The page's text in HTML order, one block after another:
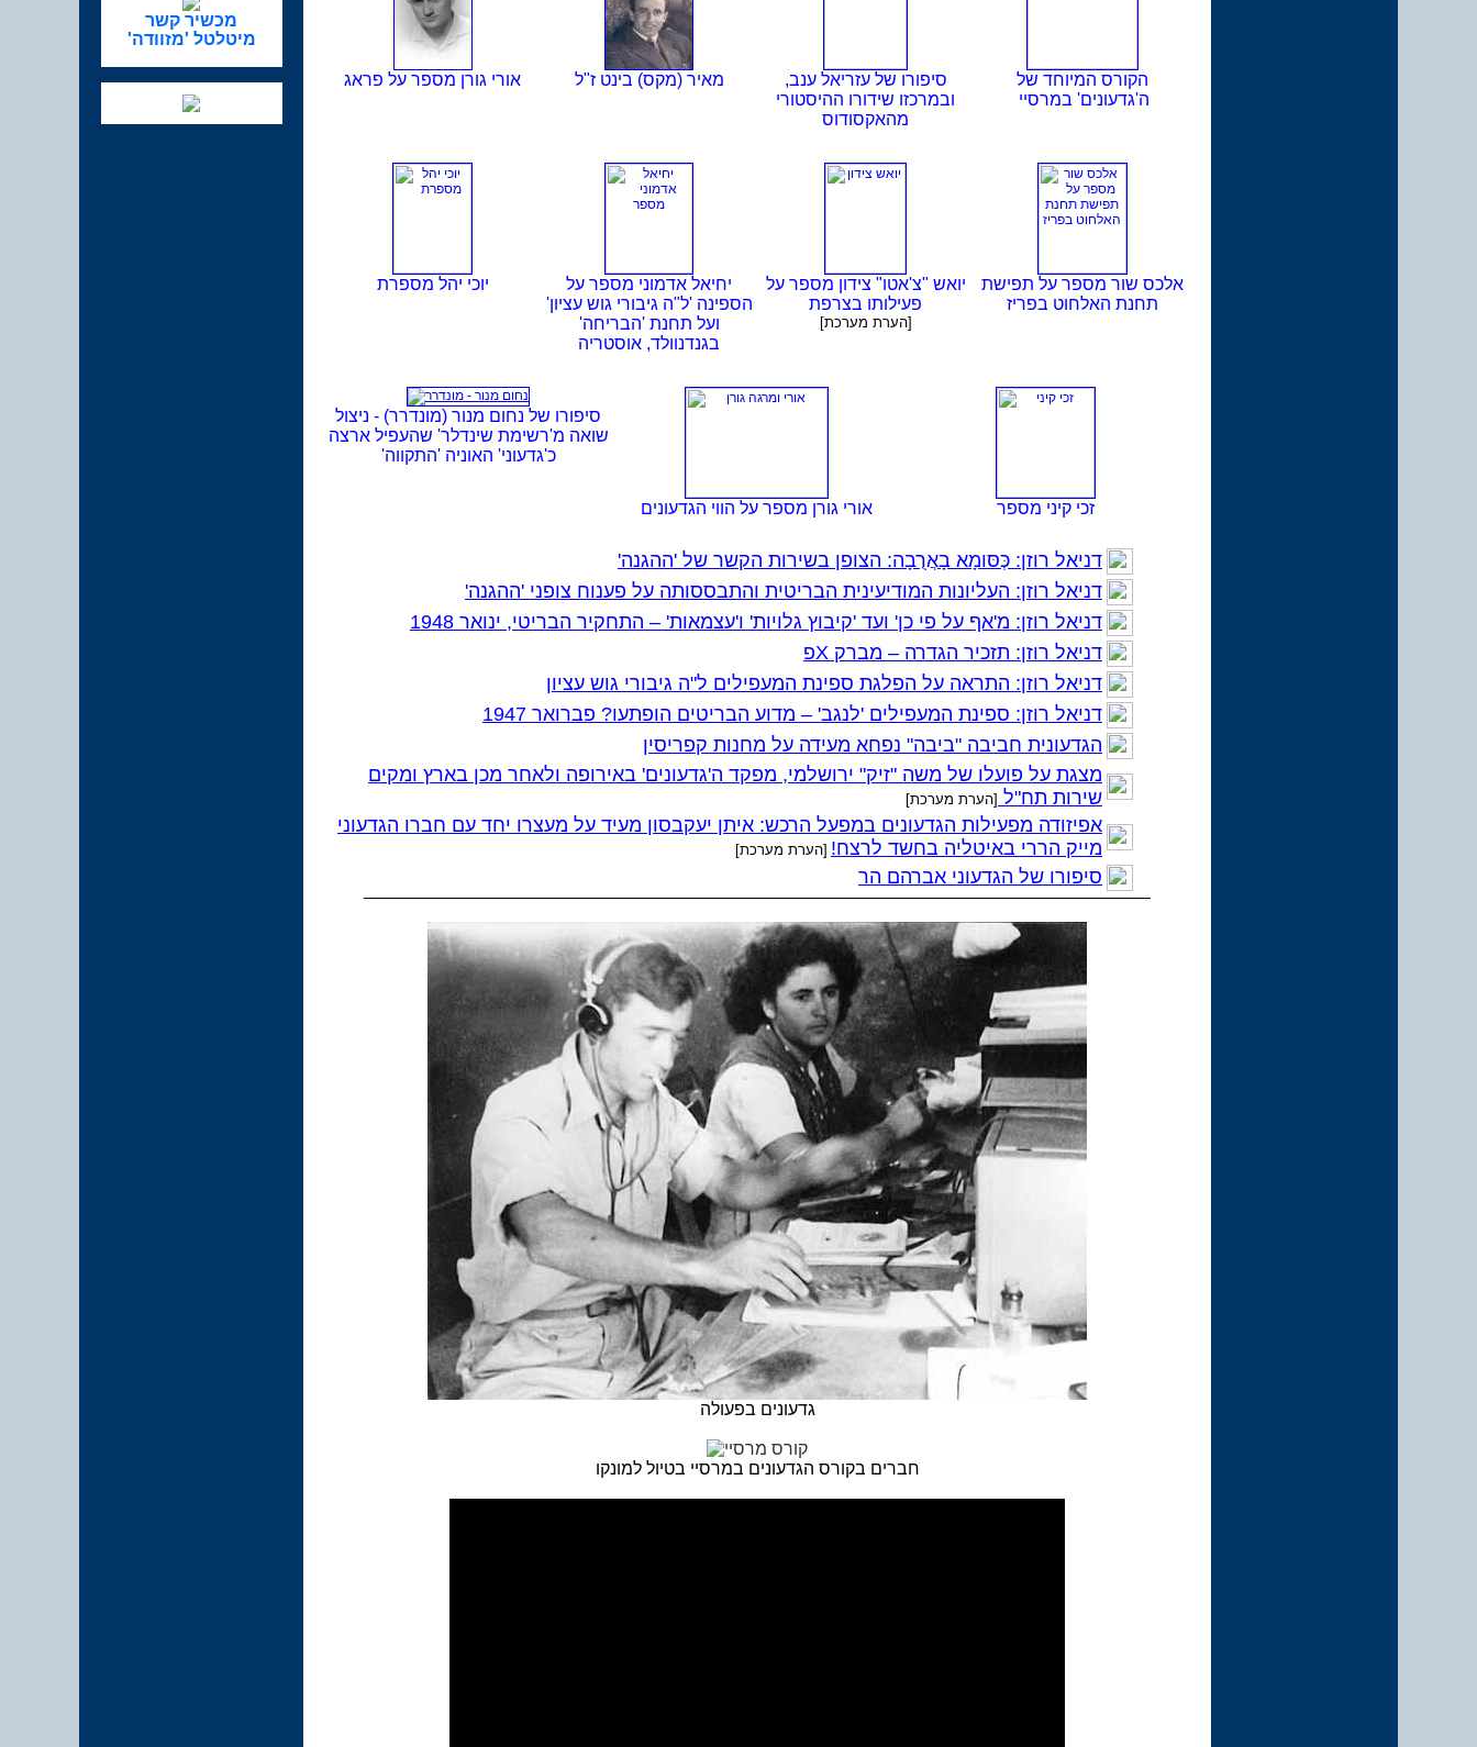
מכשיר קשר
מיטלטל 'מזוודה'
אורי גורן מספר על פראג מאיר (מקס) בינט ז"ל
סיפורו של עזריאל ענב,
ובמרכזו שידורו ההיסטורי
מהאקסודוס
הקורס המיוחד של
ה'גדעונים' במרסיי
יוכי יהל מספרת
יחיאל אדמוני מספר על
הספינה 'ל"ה גיבורי גוש עציון'
ועל תחנת 'הבריחה'
בגנדנוולד, אוסטריה
יואש "צ'אטו" צידון מספר על
פעילותו בצרפת
[הערת מערכת]
אלכס שור מספר על תפישת
תחנת האלחוט בפריז
סיפורו של נחום מנור (מונדרר) - ניצול
שואה מ'רשימת שינדלר' שהעפיל ארצה
כ'גדעוני' האוניה 'התקווה'
אורי גורן מספר על הווי הגדעונים זכי קיני מספר
דניאל רוזן: כְּסּומָא בָאֲרֻבָה: הצופן בשירות הקשר של 'ההגנה'
דניאל רוזן: העליונות המודיעינית הבריטית והתבססותה על פענוח צופני 'ההגנה'
דניאל רוזן: מ'אף על פי כן' ועד 'קיבוץ גלויות' ו'עצמאות' – התחקיר הבריטי, ינואר 1948
דניאל רוזן: תזכיר הגדרה – מברק Xפ
דניאל רוזן: התראה על הפלגת ספינת המעפילים ל"ה גיבורי גוש עציון
דניאל רוזן: ספינת המעפילים 'לנגב' – מדוע הבריטים הופתעו? פברואר 1947
הגדעונית חביבה "ביבה" נפחא מעידה על מחנות קפריסין
מצגת על פועלו של משה "זיק" ירושלמי, מפקד ה'גדעונים' באירופה ולאחר מכן בארץ ומקים
שירות תח"ל [הערת מערכת]
אפיזודה מפעילות הגדעונים במפעל הרכש: איתן יעקבסון מעיד על מעצרו יחד עם חברו הגדעוני
מייק הררי באיטליה בחשד לרצח! [הערת מערכת]
סיפורו של הגדעוני אברהם הר
גדעונים בפעולה
חברים בקורס הגדעונים במרסיי בטיול למונקו